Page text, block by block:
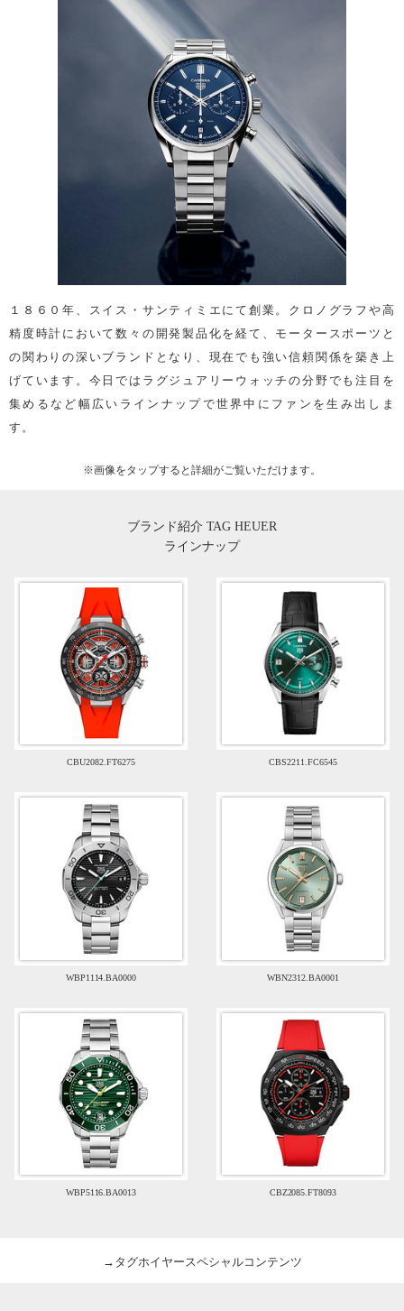
１８６０年、スイス・サンティミエにて創業。クロノグラフや高
精度時計において数々の開発製品化を経て、モータースポーツと
の関わりの深いブランドとなり、現在でも強い信頼関係を築き上
げています。今日ではラグジュアリーウォッチの分野でも注目を
集めるなど幅広いラインナップで世界中にファンを生み出しま
す。
※画像をタップすると詳細がご覧いただけます。
ブランド紹介 TAG HEUER
ラインナップ
CBU2082.FT6275 CBS2211.FC6545
WBP1114.BA0000 WBN2312.BA0001
WBP5116.BA0013 CBZ2085.FT8093
→タグホイヤースペシャルコンテンツ